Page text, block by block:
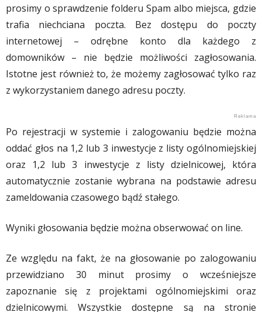
prosimy o sprawdzenie folderu Spam albo miejsca, gdzie
trafia niechciana poczta. Bez dostępu do poczty
internetowej – odrębne konto dla każdego z
domowników – nie będzie możliwości zagłosowania.
Istotne jest również to, że możemy zagłosować tylko raz
z wykorzystaniem danego adresu poczty.
Po rejestracji w systemie i zalogowaniu będzie można
oddać głos na 1,2 lub 3 inwestycje z listy ogólnomiejskiej
oraz 1,2 lub 3 inwestycje z listy dzielnicowej, która
automatycznie zostanie wybrana na podstawie adresu
zameldowania czasowego bądź stałego.
Wyniki głosowania będzie można obserwować on line.
Ze względu na fakt, że na głosowanie po zalogowaniu
przewidziano 30 minut prosimy o wcześniejsze
zapoznanie się z projektami ogólnomiejskimi oraz
dzielnicowymi. Wszystkie dostępne są na stronie